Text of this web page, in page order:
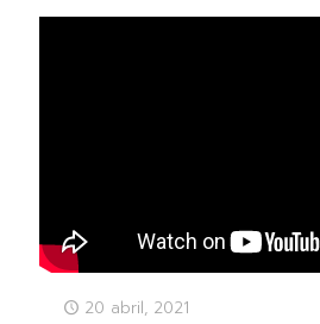
20 abril, 2021